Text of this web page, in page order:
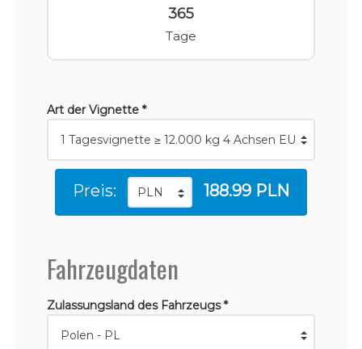
365
Tage
Art der Vignette *
Preis: 188.99 PLN
Fahrzeugdaten
Zulassungsland des Fahrzeugs *